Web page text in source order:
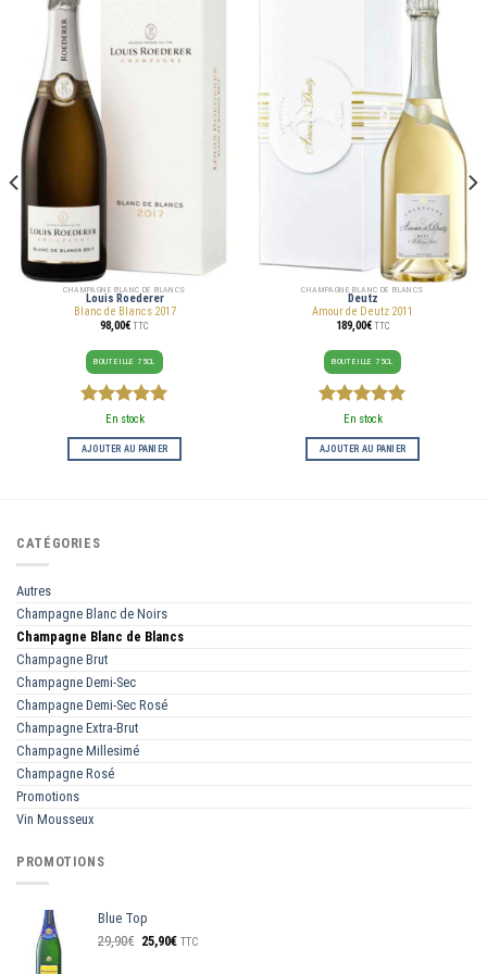
CHAMPAGNE BLANC DE BLANCS
Louis Roederer
Blanc de Blancs 2017
98,00€ TTC
BOUTEILLE 75CL
sur 5
En stock
AJOUTER AU PANIER
CHAMPAGNE BLANC DE BLANCS
Deutz
Amour de Deutz 2011
189,00€ TTC
BOUTEILLE 75CL
sur 5
En stock
AJOUTER AU PANIER
CATÉGORIES
Autres
Champagne Blanc de Noirs
Champagne Blanc de Blancs
Champagne Brut
Champagne Demi-Sec
Champagne Demi-Sec Rosé
Champagne Extra-Brut
Champagne Millesimé
Champagne Rosé
Promotions
Vin Mousseux
PROMOTIONS
Blue Top
29,90€ Le
25,90€LeTTC